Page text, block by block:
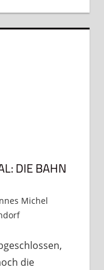
DIE BAHN
Michel
die